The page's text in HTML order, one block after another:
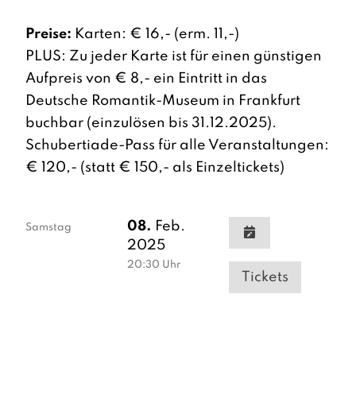
Preise: Karten: € 16,- (erm. 11,-)
PLUS: Zu jeder Karte ist für einen günstigen
Aufpreis von € 8,- ein Eintritt in das
Deutsche Romantik-Museum in Frankfurt
buchbar (einzulösen bis 31.12.2025).
Schubertiade-Pass für alle Veranstaltungen:
€ 120,- (statt € 150,- als Einzeltickets)
Samstag 08. Feb.
2025
20:30 Uhr
Tickets